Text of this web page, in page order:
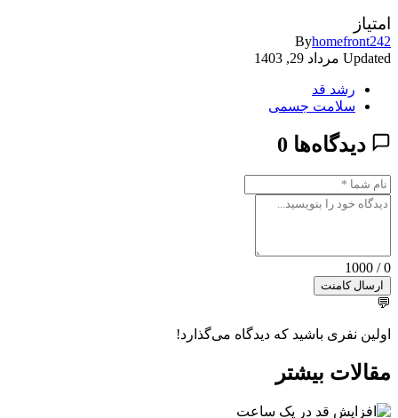
امتیاز
Byhomefront242
Updated مرداد 29, 1403
رشد قد
سلامت جسمی
دیدگاه‌ها 0
0 / 1000
ارسال کامنت
💬
اولین نفری باشید که دیدگاه می‌گذارد!
مقالات بیشتر